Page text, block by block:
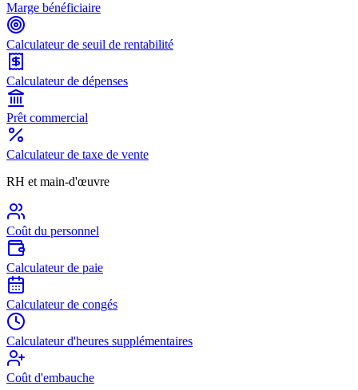
Marge bénéficiaire
Calculateur de seuil de rentabilité
Calculateur de dépenses
Prêt commercial
Calculateur de taxe de vente
RH et main-d'œuvre
Coût du personnel
Calculateur de paie
Calculateur de congés
Calculateur d'heures supplémentaires
Coût d'embauche